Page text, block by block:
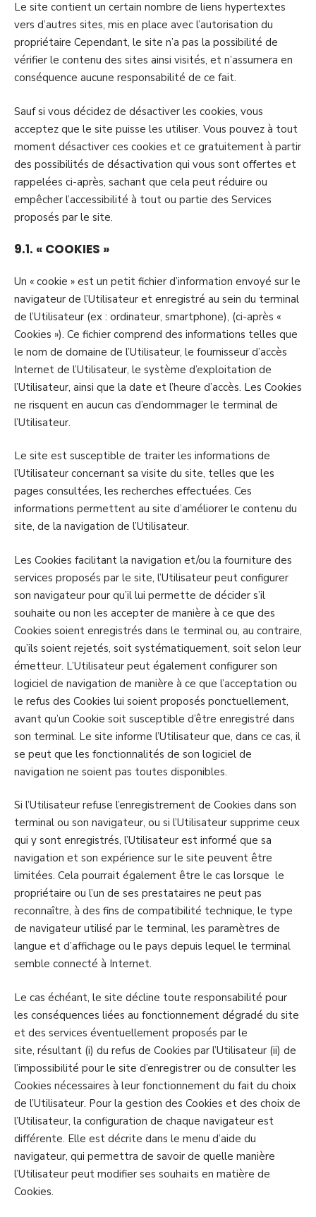
Le site contient un certain nombre de liens hypertextes
vers d’autres sites, mis en place avec l’autorisation du
propriétaire Cependant, le site n’a pas la possibilité de
vérifier le contenu des sites ainsi visités, et n’assumera en
conséquence aucune responsabilité de ce fait.
Sauf si vous décidez de désactiver les cookies, vous
acceptez que le site puisse les utiliser. Vous pouvez à tout
moment désactiver ces cookies et ce gratuitement à partir
des possibilités de désactivation qui vous sont offertes et
rappelées ci-après, sachant que cela peut réduire ou
empêcher l’accessibilité à tout ou partie des Services
proposés par le site.
9.1. « COOKIES »
Un « cookie » est un petit fichier d’information envoyé sur le
navigateur de l’Utilisateur et enregistré au sein du terminal
de l’Utilisateur (ex : ordinateur, smartphone), (ci-après «
Cookies »). Ce fichier comprend des informations telles que
le nom de domaine de l’Utilisateur, le fournisseur d’accès
Internet de l’Utilisateur, le système d’exploitation de
l’Utilisateur, ainsi que la date et l’heure d’accès. Les Cookies
ne risquent en aucun cas d’endommager le terminal de
l’Utilisateur.
Le site est susceptible de traiter les informations de
l’Utilisateur concernant sa visite du site, telles que les
pages consultées, les recherches effectuées. Ces
informations permettent au site d’améliorer le contenu du
site, de la navigation de l’Utilisateur.
Les Cookies facilitant la navigation et/ou la fourniture des
services proposés par le site, l’Utilisateur peut configurer
son navigateur pour qu’il lui permette de décider s’il
souhaite ou non les accepter de manière à ce que des
Cookies soient enregistrés dans le terminal ou, au contraire,
qu’ils soient rejetés, soit systématiquement, soit selon leur
émetteur. L’Utilisateur peut également configurer son
logiciel de navigation de manière à ce que l’acceptation ou
le refus des Cookies lui soient proposés ponctuellement,
avant qu’un Cookie soit susceptible d’être enregistré dans
son terminal. Le site informe l’Utilisateur que, dans ce cas, il
se peut que les fonctionnalités de son logiciel de
navigation ne soient pas toutes disponibles.
Si l’Utilisateur refuse l’enregistrement de Cookies dans son
terminal ou son navigateur, ou si l’Utilisateur supprime ceux
qui y sont enregistrés, l’Utilisateur est informé que sa
navigation et son expérience sur le site peuvent être
limitées. Cela pourrait également être le cas lorsque le
propriétaire ou l’un de ses prestataires ne peut pas
reconnaître, à des fins de compatibilité technique, le type
de navigateur utilisé par le terminal, les paramètres de
langue et d’affichage ou le pays depuis lequel le terminal
semble connecté à Internet.
Le cas échéant, le site décline toute responsabilité pour
les conséquences liées au fonctionnement dégradé du site
et des services éventuellement proposés par le
site, résultant (i) du refus de Cookies par l’Utilisateur (ii) de
l’impossibilité pour le site d’enregistrer ou de consulter les
Cookies nécessaires à leur fonctionnement du fait du choix
de l’Utilisateur. Pour la gestion des Cookies et des choix de
l’Utilisateur, la configuration de chaque navigateur est
différente. Elle est décrite dans le menu d’aide du
navigateur, qui permettra de savoir de quelle manière
l’Utilisateur peut modifier ses souhaits en matière de
Cookies.